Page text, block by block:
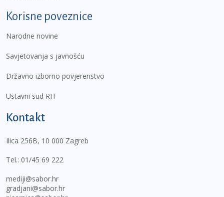
Korisne poveznice
Narodne novine
Savjetovanja s javnošću
Državno izborno povjerenstvo
Ustavni sud RH
Kontakt
Ilica 256B, 10 000 Zagreb
Tel.: 01/45 69 222
mediji@sabor.hr
gradjani@sabor.hr